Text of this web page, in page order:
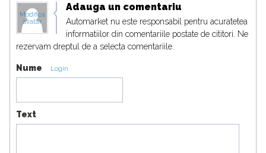
Modifica
avatar
Adauga un comentariu
Automarket nu este responsabil pentru acuratetea
informatiilor din comentariile postate de cititori. Ne
rezervam dreptul de a selecta comentariile.
Nume Login
Text